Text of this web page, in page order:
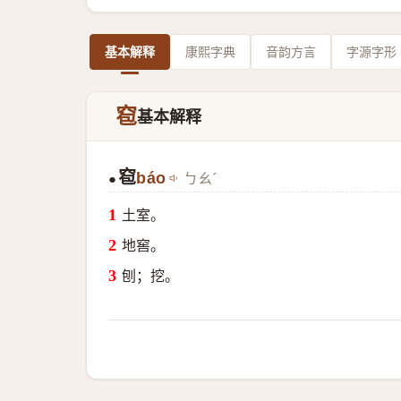
基本解释 康熙字典 音韵方言 字源字形
窇基本解释
● 窇báo ㄅㄠˊ
土室。
地窖。
刨；挖。